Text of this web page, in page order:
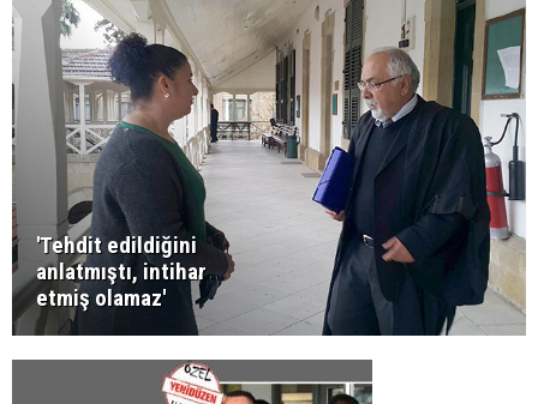
'Tehdit edildiğini
anlatmıştı, intihar
etmiş olamaz'